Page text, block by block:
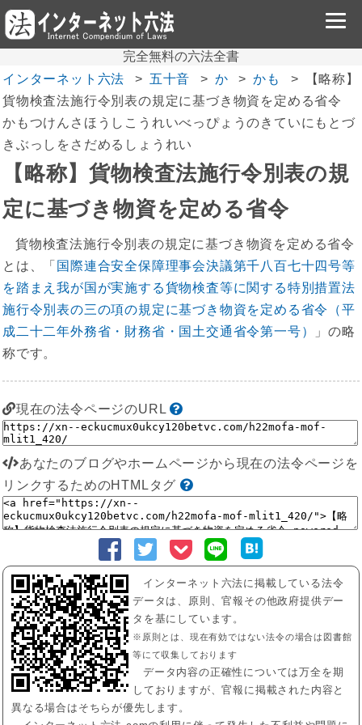
完全無料の六法全書
インターネット六法
五十音 か かも
【略称】
貨物検査法施行令別表の規定に基づき物資を定める省令
かもつけんさほうしこうれいべっぴょうのきていにもとづ
きぶっしをさだめるしょうれい
【略称】貨物検査法施行令別表の規
定に基づき物資を定める省令
貨物検査法施行令別表の規定に基づき物資を定める省令
とは、「 国際連合安全保障理事会決議第千八百七十四号等
を踏まえ我が国が実施する貨物検査等に関する特別措置法
施行令別表の三の項の規定に基づき物資を定める省令（平
成二十二年外務省・財務省・国土交通省令第一号）
」の略
称です。
現在の法令ページのURL
あなたのブログやホームページから現在の法令ページを
リンクするためのHTMLタグ
インターネット六法に掲載している法令
データは、原則、官報その他政府提供デー
タを基にしています。
※原則とは、現在有効ではない法令の場合は図書館
等にて収集しております
データ内容の正確性については万全を期
しておりますが、官報に掲載された内容と
異なる場合はそちらが優先します。